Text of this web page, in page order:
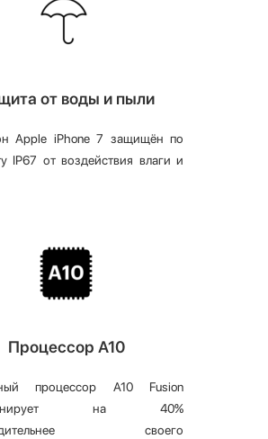
от воды и пыли
Apple iPhone 7 защищён по
IP67 от воздействия влаги и
Процессор А10
процессор A10 Fusion
на 40%
своего